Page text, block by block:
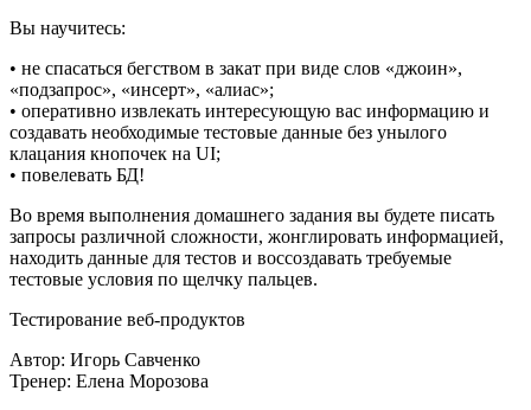
Вы научитесь:
• не спасаться бегством в закат при виде слов «джоин»,
«подзапрос», «инсерт», «алиас»;
• оперативно извлекать интересующую вас информацию и
создавать необходимые тестовые данные без унылого
клацания кнопочек на UI;
• повелевать БД!
Во время выполнения домашнего задания вы будете писать
запросы различной сложности, жонглировать информацией,
находить данные для тестов и воссоздавать требуемые
тестовые условия по щелчку пальцев.
Тестирование веб-продуктов
Автор: Игорь Савченко
Тренер: Елена Морозова